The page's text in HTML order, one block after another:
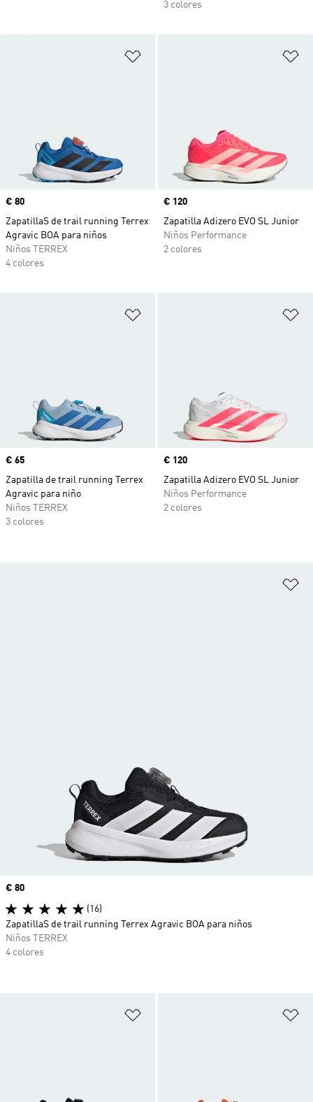
3 colores
Precio
€ 80
ZapatillaS de trail running Terrex
Agravic BOA para niños
Niños TERREX
4 colores
Precio
€ 120
Zapatilla Adizero EVO SL Junior
Niños Performance
2 colores
Precio
€ 65
Zapatilla de trail running Terrex
Agravic para niño
Niños TERREX
3 colores
Precio
€ 120
Zapatilla Adizero EVO SL Junior
Niños Performance
2 colores
Precio
€ 80
(16)
ZapatillaS de trail running Terrex Agravic BOA para niños
Niños TERREX
4 colores